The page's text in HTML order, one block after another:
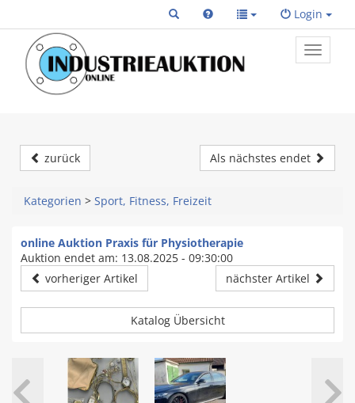
Login
Toggle
primary
zurück Als nächstes endet
Kategorien > Sport, Fitness, Freizeit
online Auktion Praxis für Physiotherapie
Auktion endet am: 13.08.2025 - 09:30:00
vorheriger Artikel
nächster Artikel
Katalog Übersicht